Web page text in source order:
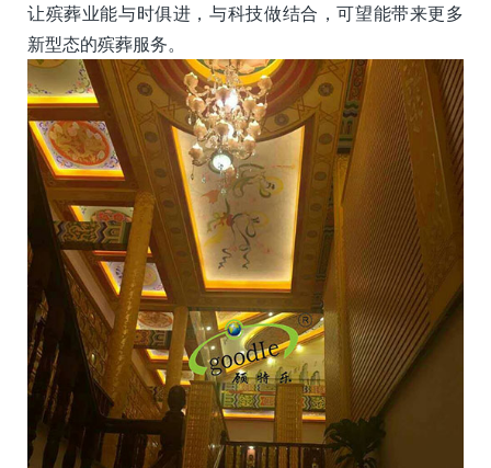
让殡葬业能与时俱进，与科技做结合，可望能带来更多
新型态的殡葬服务。